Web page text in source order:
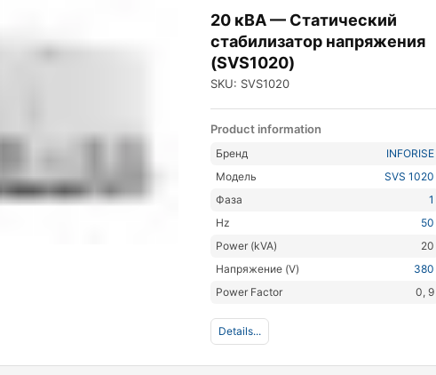
20 кВА — Статический
стабилизатор напряжения
(SVS1020)
SKU: SVS1020
Product information
Бренд
INFORISE
Модель
SVS 1020
Фаза
1
Hz
50
Power (kVA)
20
Напряжение (V)
380
Power Factor
0, 9
Details...